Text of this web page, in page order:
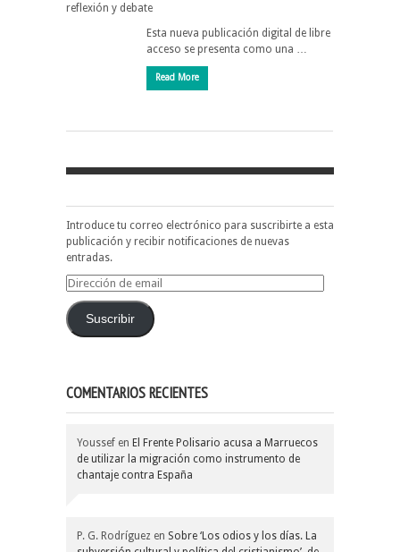
reflexión y debate
Esta nueva publicación digital de libre
acceso se presenta como una …
Read More
Introduce tu correo electrónico para suscribirte a esta
publicación y recibir notificaciones de nuevas
entradas.
Dirección
emailSuscribir
COMENTARIOS RECIENTES
Youssef en El Frente Polisario acusa a Marruecos
de utilizar la migración como instrumento de
chantaje contra España
P. G. Rodríguez en Sobre ‘Los odios y los días. La